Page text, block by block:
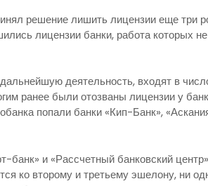
решение лишить лицензии еще три
лицензии банки, работа которых
деятельность, входят в
ранее были отозваны лицензии у
попали банки «Кип-Банк»,
и «Рассчетный банковский
ко второму и третьему эшелону, ни